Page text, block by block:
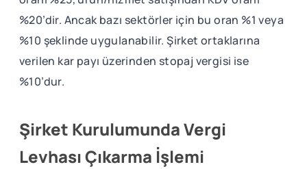
%20’dir. Ancak bazı sektörler için bu oran %1 veya
%10 şeklinde uygulanabilir. Şirket ortaklarına
verilen kar payı üzerinden stopaj vergisi ise
%10’dur.
Şirket Kurulumunda Vergi
Levhası Çıkarma İşlemi